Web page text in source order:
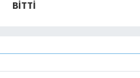
BİTTİ